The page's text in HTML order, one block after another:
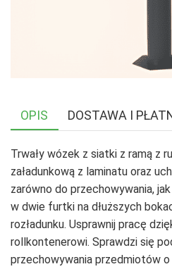
OPIS DOSTAWA I
Trwały wózek z siatki z ramą z
załadunkową z laminatu oraz
zarówno do przechowywania,
w dwie furtki na dłuższych
rozładunku. Usprawnij pracę
rollkontenerowi. Sprawdzi się
przechowywania przedmiotów o